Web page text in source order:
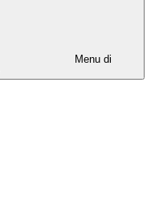
Menu di